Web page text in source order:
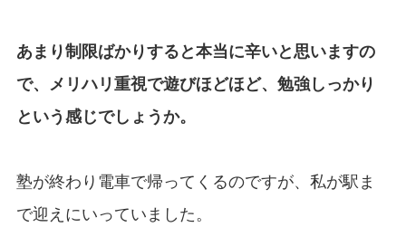
あまり制限ばかりすると本当に辛いと思いますの
で、メリハリ重視で遊びほどほど、勉強しっかり
という感じでしょうか。
塾が終わり電車で帰ってくるのですが、私が駅ま
で迎えにいっていました。